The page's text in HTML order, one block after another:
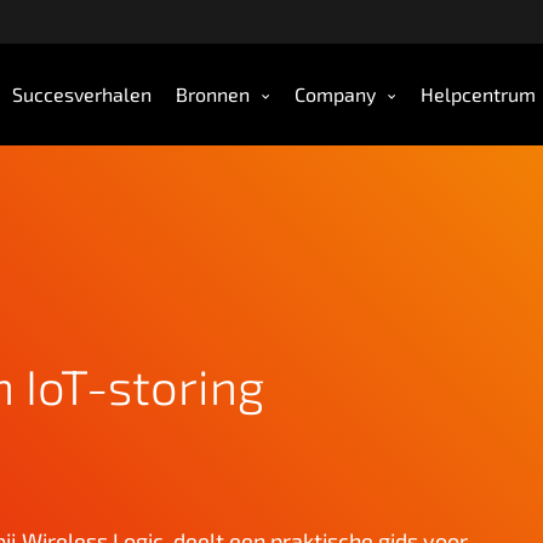
Succesverhalen Bronnen Company Helpcentrum
IoT-storing